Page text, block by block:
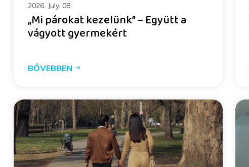
2026. July. 08.
„Mi párokat kezelünk” – Együtt a
vágyott gyermekért
BŐVEBBEN